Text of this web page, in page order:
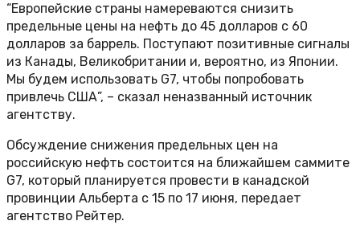
“Европейские страны намереваются снизить
предельные цены на нефть до 45 долларов с 60
долларов за баррель. Поступают позитивные сигналы
из Канады, Великобритании и, вероятно, из Японии.
Мы будем использовать G7, чтобы попробовать
привлечь США”, – сказал неназванный источник
агентству.
Обсуждение снижения предельных цен на
российскую нефть состоится на ближайшем саммите
G7, который планируется провести в канадской
провинции Альберта с 15 по 17 июня, передает
агентство Рейтер.